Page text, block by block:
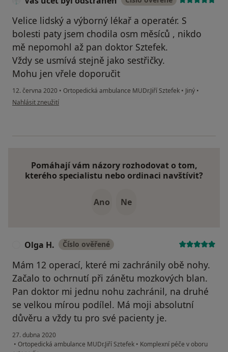
Velice lidský a výborný lékař a operatér. S
bolesti paty jsem chodila osm měsíců , nikdo
mě nepomohl až pan doktor Sztefek.
Vždy se usmívá stejně jako sestřičky.
Mohu jen vřele doporučit
12. června 2020 • Ortopedická ambulance MUDr.Jiří Sztefek • Jiný •
podle názoru uživatele Váš účet byl odstraněn
Nahlásit zneužití
Pomáhají vám názory rozhodovat o tom,
kterého specialistu nebo ordinaci navštívit?
Ano Ne
Olga H. Číslo ověřené
Mám 12 operací, které mi zachránily obě nohy.
Začalo to ochrnutí při zánětu mozkových blan.
Pan doktor mi jednu nohu zachránil, na druhé
se velkou mírou podílel. Má moji absolutní
důvěru a vždy tu pro své pacienty je.
27. dubna 2020
• Ortopedická ambulance MUDr.Jiří Sztefek • Komplexní péče v oboru